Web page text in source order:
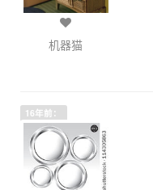
机器猫
16年前：